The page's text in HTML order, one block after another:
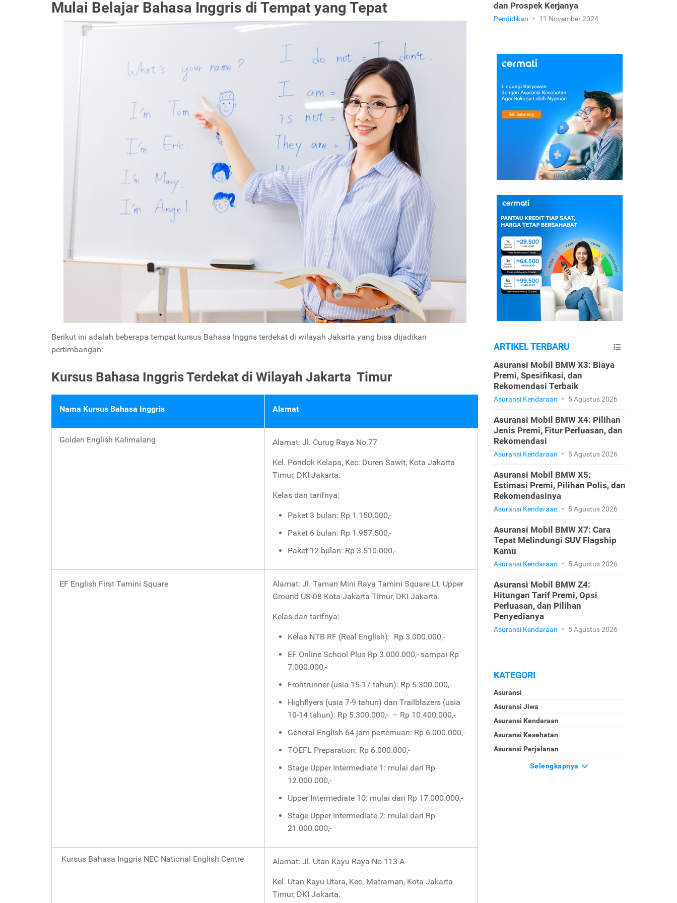
Mulai Belajar Bahasa Inggris di Tempat yang Tepat
Berikut ini adalah beberapa tempat kursus Bahasa Inggris terdekat di wilayah Jakarta yang bisa dijadikan
pertimbangan:
Kursus Bahasa Inggris Terdekat di Wilayah Jakarta Timur
Nama Kursus Bahasa Inggris Alamat
Golden English Kalimalang Alamat: Jl. Curug Raya No.77
Kel. Pondok Kelapa, Kec. Duren Sawit, Kota Jakarta
Timur, DKI Jakarta.
Kelas dan tarifnya:
Paket 3 bulan: Rp 1.150.000,-
Paket 6 bulan: Rp 1.957.500,-
Paket 12 bulan: Rp 3.510.000,-
EF English First Tamini Square
Alamat: Jl. Taman Mini Raya Tamini Square Lt. Upper
Ground US-08 Kota Jakarta Timur, DKI Jakarta.
Kelas dan tarifnya:
Kelas NTB RF (Real English): Rp 3.000.000,-
EF Online School Plus Rp 3.000.000,- sampai Rp
7.000.000,-
Frontrunner (usia 15-17 tahun): Rp 5.300.000,-
Highflyers (usia 7-9 tahun) dan Trailblazers (usia
10-14 tahun): Rp 5.300.000,- – Rp 10.400.000,-
General English 64 jam pertemuan: Rp 6.000.000,-
TOEFL Preparation: Rp 6.000.000,-
Stage Upper Intermediate 1: mulai dari Rp
12.000.000,-
Upper Intermediate 10: mulai dari Rp 17.000.000,-
Stage Upper Intermediate 2: mulai dari Rp
21.000.000,-
Kursus Bahasa Inggris NEC National English Centre Alamat: Jl. Utan Kayu Raya No 113 A
Kel. Utan Kayu Utara, Kec. Matraman, Kota Jakarta
Timur, DKI Jakarta.
dan Prospek Kerjanya
Pendidikan • 11 November 2024
ARTIKEL TERBARU
Asuransi Mobil BMW X3: Biaya
Premi, Spesifikasi, dan
Rekomendasi Terbaik
Asuransi Kendaraan • 5 Agustus 2026
Asuransi Mobil BMW X4: Pilihan
Jenis Premi, Fitur Perluasan, dan
Rekomendasi
Asuransi Kendaraan • 5 Agustus 2026
Asuransi Mobil BMW X5:
Estimasi Premi, Pilihan Polis, dan
Rekomendasinya
Asuransi Kendaraan • 5 Agustus 2026
Asuransi Mobil BMW X7: Cara
Tepat Melindungi SUV Flagship
Kamu
Asuransi Kendaraan • 5 Agustus 2026
Asuransi Mobil BMW Z4:
Hitungan Tarif Premi, Opsi
Perluasan, dan Pilihan
Penyedianya
Asuransi Kendaraan • 5 Agustus 2026
KATEGORI
Asuransi
Asuransi Jiwa
Asuransi Kendaraan
Asuransi Kesehatan
Asuransi Perjalanan
Selengkapnya